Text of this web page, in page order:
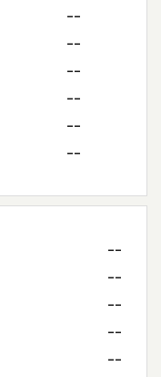
--
--
--
--
--
--
--
--
--
--
--